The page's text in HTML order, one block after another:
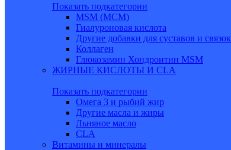
Показать подкатегории
MSM (МСМ)
Гиалуроновая кислота
Другие добавки для суставов и связок
Коллаген
Глюкозамин Хондроитин MSM
ЖИРНЫЕ КИСЛОТЫ И CLA
Показать подкатегории
Омега 3 и рыбий жир
Другие масла и жиры
Льняное масло
CLA
Витамины и минералы